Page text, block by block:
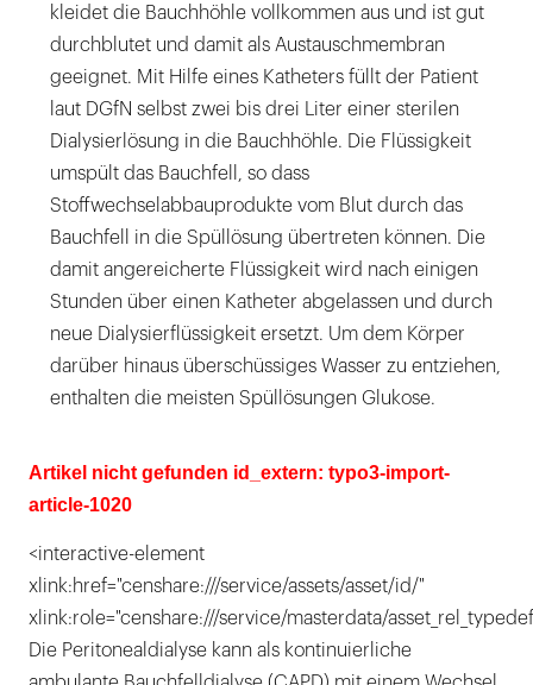
kleidet die Bauchhöhle vollkommen aus und ist gut
durchblutet und damit als Austauschmembran
geeignet. Mit Hilfe eines Katheters füllt der Patient
laut DGfN selbst zwei bis drei Liter einer sterilen
Dialysierlösung in die Bauchhöhle. Die Flüssigkeit
umspült das Bauchfell, so dass
Stoffwechselabbauprodukte vom Blut durch das
Bauchfell in die Spüllösung übertreten können. Die
damit angereicherte Flüssigkeit wird nach einigen
Stunden über einen Katheter abgelassen und durch
neue Dialysierflüssigkeit ersetzt. Um dem Körper
darüber hinaus überschüssiges Wasser zu entziehen,
enthalten die meisten Spüllösungen Glukose.
Artikel nicht gefunden id_extern: typo3-import-
article-1020
<interactive-element
xlink:href="censhare:///service/assets/asset/id/"
xlink:role="censhare:///service/masterdata/
Die Peritonealdialyse kann als kontinuierliche